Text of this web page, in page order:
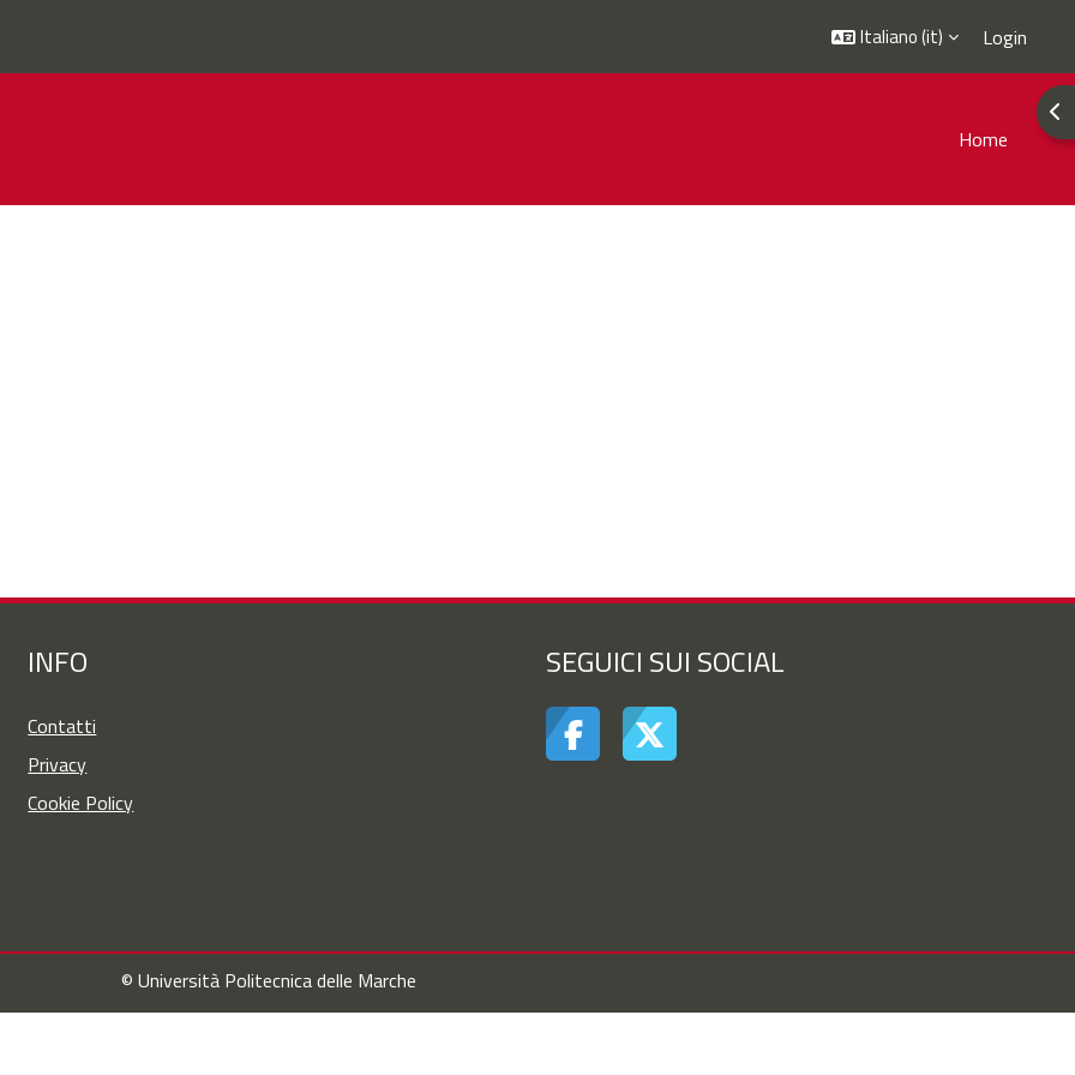
Italiano ‎(it)‎ Login
Home
INFO
Contatti
Privacy
Cookie Policy
SEGUICI SUI SOCIAL
© Università Politecnica delle Marche